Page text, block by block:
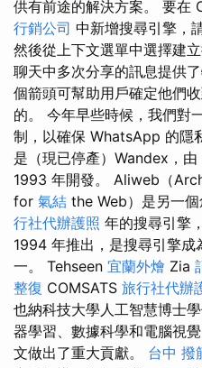
供有前途的解決方案。 要在
行銷公司 中新增搜尋引擎，
然後從上下文選單中選擇建
聊天中多次分享的訊息提供
個箭頭可幫助用戶確定他們
的。 今年早些時候，我們對
制，以確保 WhatsApp 的隱
是（現已停產）Wandex，
1993 年開發。 Aliweb（
for 氣結 the Web）是另一
行社代辦護照 年的搜尋引擎
1994 年推出，是搜尋引擎成
一。 Tehseen 宜蘭外燴 Zia
整復 COMSATS 旅行社代辦
也納科技大學人工智慧博士
器學習、數據科學和電腦視
文做出了重大貢獻。 台中 撥